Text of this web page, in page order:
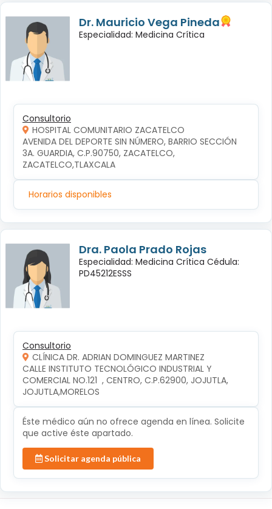
Dr. Mauricio Vega Pineda
Especialidad: Medicina Crítica
Consultorio
HOSPITAL COMUNITARIO ZACATELCO
AVENIDA DEL DEPORTE SIN NÚMERO, BARRIO SECCIÓN
3A. GUARDIA, C.P.90750, ZACATELCO,
ZACATELCO,TLAXCALA
Horarios disponibles
Dra. Paola Prado Rojas
Especialidad: Medicina Crítica Cédula:
PD45212ESSS
Consultorio
CLÍNICA DR. ADRIAN DOMINGUEZ MARTINEZ
CALLE INSTITUTO TECNOLÓGICO INDUSTRIAL Y
COMERCIAL NO.121  , CENTRO, C.P.62900, JOJUTLA,
JOJUTLA,MORELOS
Éste médico aún no ofrece agenda en línea. Solicite
que active éste apartado.
Solicitar agenda pública